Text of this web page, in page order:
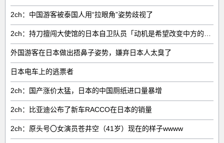
2ch：中国游客被泰国人用“拉眼角”姿势歧视了
外国游客在日本做出捂鼻子姿势，嫌弃日本人太臭了
日本电车上的逃票者
2ch：国产涨价太猛，日本的中国厕纸进口量暴增
2ch：比亚迪公布了新车RACCO在日本的销量
2ch：原头号〇女演员苍井空（41岁）现在的样子wwww